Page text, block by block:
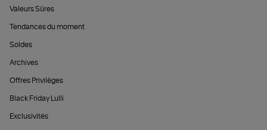
Valeurs Sûres
Tendances du moment
Soldes
Archives
Offres Privilèges
Black Friday Lulli
Exclusivités